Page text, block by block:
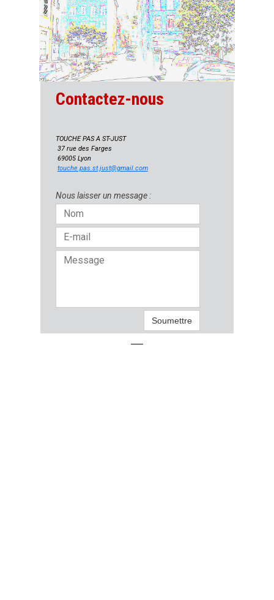
Contactez-nous
TOUCHE PAS A ST-JUST
37 rue des Farges
69005 Lyon
touche.pas.st.just@gmail.com
Nous laisser un message :
Soumettre